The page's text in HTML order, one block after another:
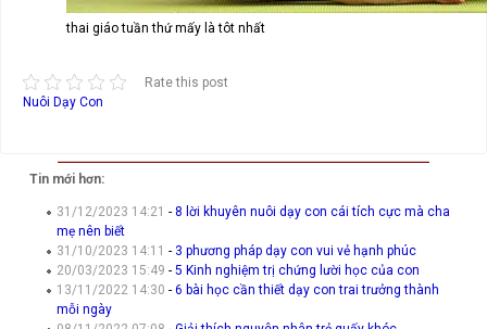
thai giáo tuần thứ mấy là tôt nhất
Rate this post
Nuôi Dạy Con
Tin mới hơn:
31/12/2023 14:21-8 lời khuyên nuôi dạy con cái tích cực mà cha
mẹ nên biết
31/10/2023 14:11- 3 phương pháp dạy con vui vẻ hạnh phúc
20/03/2023 15:49-5 Kinh nghiệm trị chứng lười học của con
13/11/2022 14:30-6 bài học cần thiết dạy con trai trưởng thành
mỗi ngày